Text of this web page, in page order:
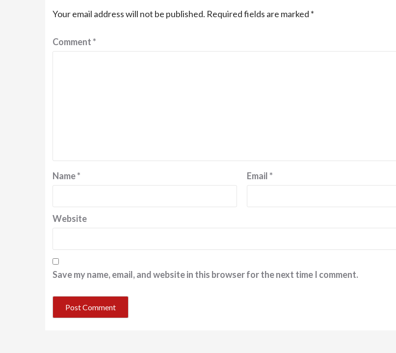
Your email address will not be published. Required fields are marked *
Comment*
Name* Email*
Website
Save my name, email, and website in this browser for the next time I comment.